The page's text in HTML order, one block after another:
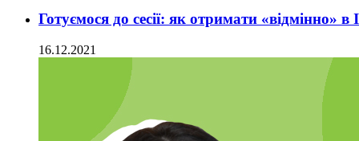
Готуємося до сесії: як отримати «відмінно»
16.12.2021